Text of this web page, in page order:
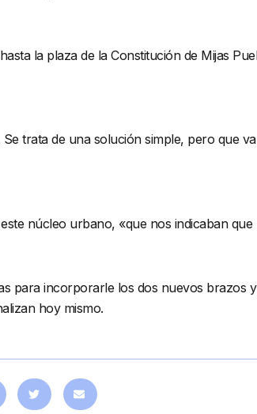
la plaza de la Constitución de Mijas
trata de una solución simple, pero que
núcleo urbano, «que nos indicaban
para incorporarle los dos nuevos brazos
hoy mismo.